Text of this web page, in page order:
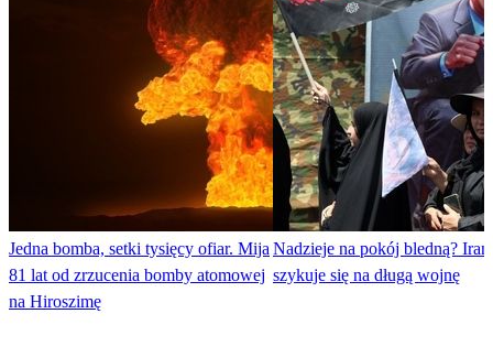
Jedna bomba, setki tysięcy ofiar. Mija
81 lat od zrzucenia bomby atomowej
na Hiroszimę
Nadzieje na pokój bledną? Iran
szykuje się na długą wojnę